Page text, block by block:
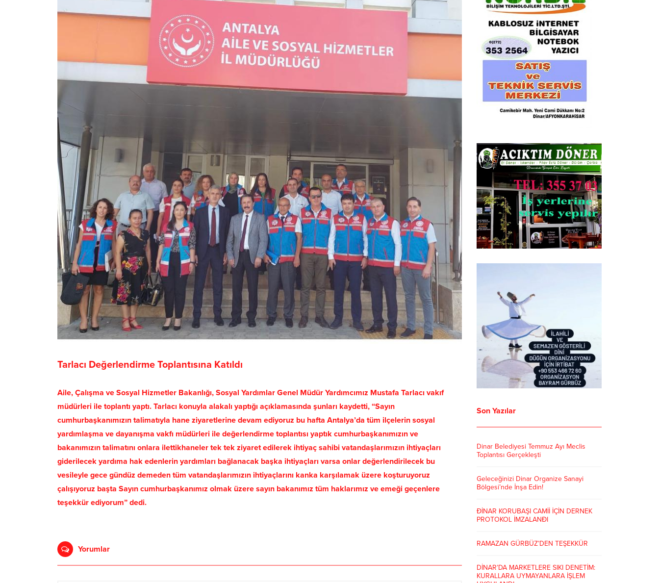
Tarlacı Değerlendirme Toplantısına Katıldı
Aile, Çalışma ve Sosyal Hizmetler Bakanlığı, Sosyal Yardımlar Genel Müdür Yardımcımız Mustafa Tarlacı vakıf
müdürleri ile toplantı yaptı. Tarlacı konuyla alakalı yaptığı açıklamasında şunları kaydetti, “Sayın
cumhurbaşkanımızın talimatıyla hane ziyaretlerine devam ediyoruz bu hafta Antalya’da tüm ilçelerin sosyal
yardımlaşma ve dayanışma vakfı müdürleri ile değerlendirme toplantısı yaptık cumhurbaşkanımızın ve
bakanımızın talimatını onlara ilettikhaneler tek tek ziyaret edilerek ihtiyaç sahibi vatandaşlarımızın ihtiyaçları
giderilecek yardıma hak edenlerin yardımları bağlanacak başka ihtiyaçları varsa onlar değerlendirilecek bu
vesileyle gece gündüz demeden tüm vatandaşlarımızın ihtiyaçlarını kanka karşılamak üzere koşturuyoruz
çalışıyoruz başta Sayın cumhurbaşkanımız olmak üzere sayın bakanımız tüm haklarımız ve emeği geçenlere
teşekkür ediyorum” dedi.
Yorumlar
Son Yazılar
Dinar Belediyesi Temmuz Ayı Meclis
Toplantısı Gerçekleşti
Geleceğinizi Dinar Organize Sanayi
Bölgesi’nde İnşa Edin!
ÐİNAR KORUBAŞI CAMİİ İÇİN DERNEK
PROTOKOL İMZALANÐI
RAMAZAN GÜRBÜZ’DEN TEŞEKKÜR
DİNAR’DA MARKETLERE SIKI DENETİM:
KURALLARA UYMAYANLARA İŞLEM